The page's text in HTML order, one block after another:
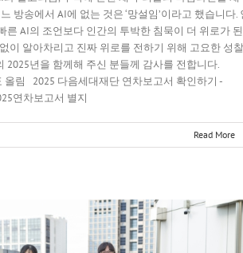
방송에서 AI에 없는 것은 ‘망설임’이라고 했습니
른 AI의 조언보다 인간의 투박한 침묵이 더 위로가
이 알아차리고 진짜 위로를 전하기 위해 고요한 성
2025년을 함께해 주신 분들께 감사를 전합니다.
올림 2025 다음세대재단 연차보고서 확인하기 -
별지
Read More